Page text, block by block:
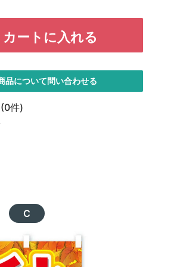
カートに入れる
品について問い合わせる
件)
C